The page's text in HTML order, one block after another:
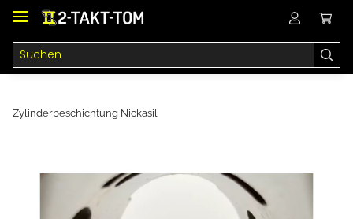
Zylinderbeschichtung Nickasil